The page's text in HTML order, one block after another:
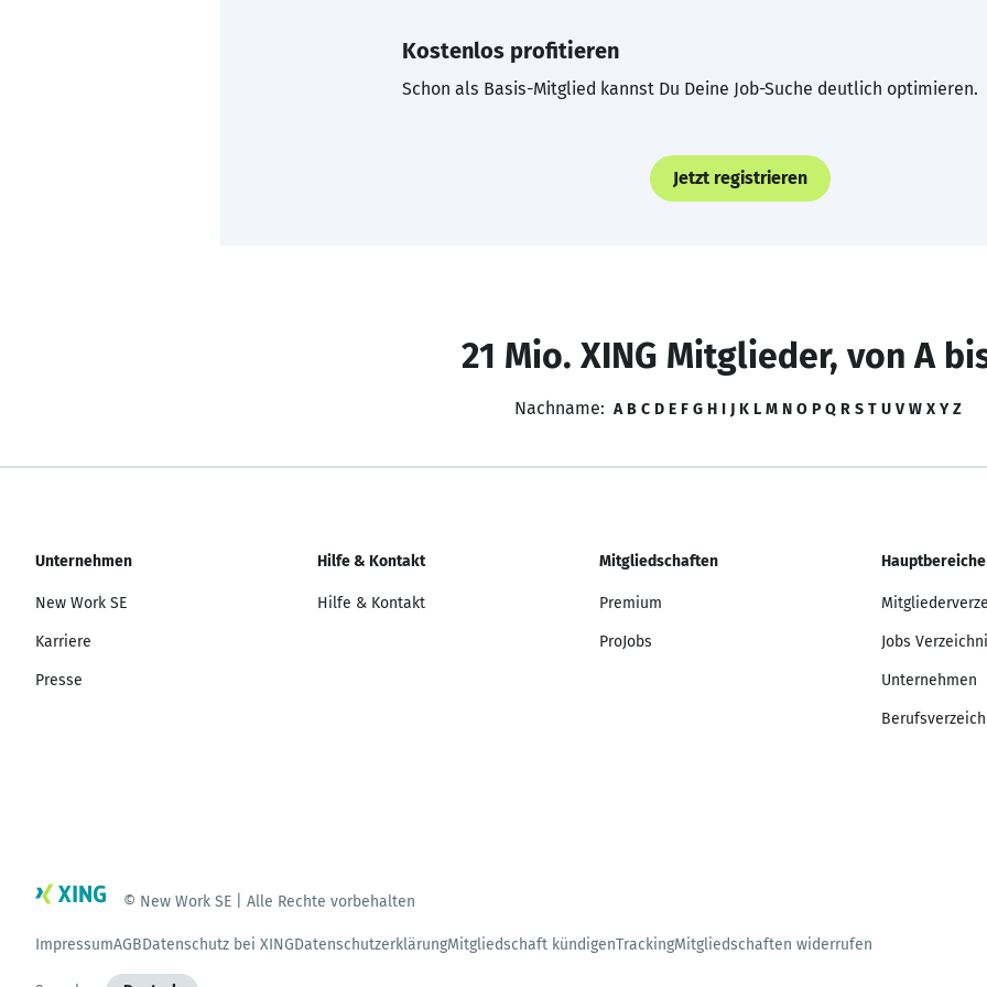
Kostenlos profitieren
Schon als Basis-Mitglied kannst Du Deine Job-Suche deutlich optimieren.
Jetzt registrieren
21 Mio. XING Mitglieder, von A
Nachname: A B C D E F G H I J K L M N O P Q R S T U V W X Y Z
Unternehmen
New Work SE
Karriere
Presse
Hilfe & Kontakt
Hilfe & Kontakt
Mitgliedschaften
Premium
ProJobs
Hauptbereiche
Jobs
Unternehmen
© New Work SE | Alle Rechte vorbehalten
ImpressumAGBDatenschutz bei XINGDatenschutzerklärungMitgliedschaft kündigenTrackingMitgliedschaften widerrufen